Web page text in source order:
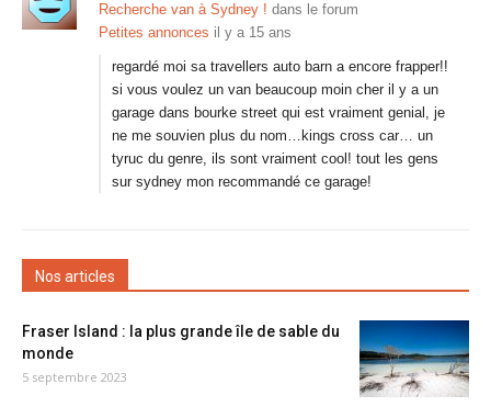
Recherche van à Sydney ! dans le forum
Petites annonces il y a 15 ans
regardé moi sa travellers auto barn a encore frapper!!
si vous voulez un van beaucoup moin cher il y a un
garage dans bourke street qui est vraiment genial, je
ne me souvien plus du nom…kings cross car… un
tyruc du genre, ils sont vraiment cool! tout les gens
sur sydney mon recommandé ce garage!
Nos articles
Fraser Island : la plus grande île de sable du
monde
5 septembre 2023